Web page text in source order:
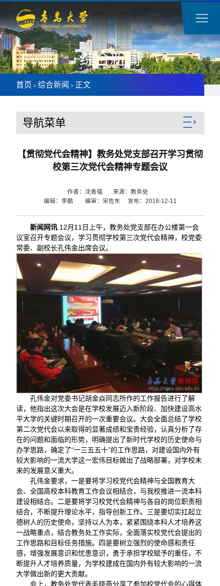
综合新闻
首页 > 综合新闻 > 正文
导航菜单
【贯彻党代会精神】教务处党支部召开学习贯彻
校第三次党代会精神专题会议
作者：沈香韫 来源：教务处
编辑：李鹏 编审：宋佐东 发布：2018-12-11
新闻网讯12月11日上午，教务处党支部在办公楼第一会
议室召开专题会议，学习贯彻学校第三次党代会精神，校党委
常委、副校长孔伟金出席会议。
孔伟金对党委书记胡金焱同志所作的工作报告进行了解
读，他指出这次大会是在学校发展迈入新阶段、加快建设高水
平大学的关键时期召开的一次重要会议。大会全面总结了学校
第二次党代会以来取得的显著成绩和宝贵经验，认真分析了存
在的问题和面临的形势，明确提出了新时代学校的历史使命与
办学思路，确定了“一三五五十”的工作思路，对建设国内外有
较大影响的一流大学这一宏伟目标做出了战略部署，对学校未
来的发展意义重大。
孔伟金要求，一是要将学习校党代会精神与全国教育大
会、全国高校本科教育工作会议相结合，与我校推进一流本科
建设相结合。二是要将学习校党代会精神与各自的岗位职责相
结合，不断提升理论水平，指导创新工作。三是要切实扛起立
德树人的历史使命，坚持以人为本，紧紧围绕本科人才培养这
一战略重点，结合教务处工作实际，全面落实校党代会提出的
工作思路和目标任务措施。四是要树立强烈的使命感和责任
感，增强发展意识和忧患意识，勇于承担学校赋予的重任，不
断提升人才培养质量，为学校建成在国内外有较大影响的一流
大学做出新的更大贡献。
会上，教务处党代表毛晓燕分享了参加校党代会的心得体